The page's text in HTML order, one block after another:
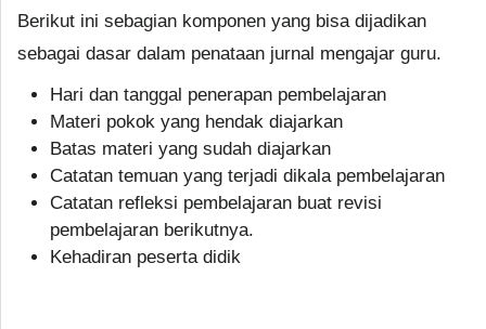
Berikut ini sebagian komponen yang bisa dijadikan
sebagai dasar dalam penataan jurnal mengajar guru.
Hari dan tanggal penerapan pembelajaran
Materi pokok yang hendak diajarkan
Batas materi yang sudah diajarkan
Catatan temuan yang terjadi dikala pembelajaran
Catatan refleksi pembelajaran buat revisi
pembelajaran berikutnya.
Kehadiran peserta didik